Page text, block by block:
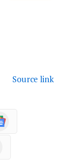
Source link